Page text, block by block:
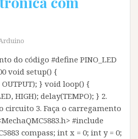
do código #define PINO_LED
void setup() {
} void loop() {
HIGH); delay(TEMPO); } 2.
circuito 3. Faça o carregamento
#include
compass; int x = 0; int y = 0;